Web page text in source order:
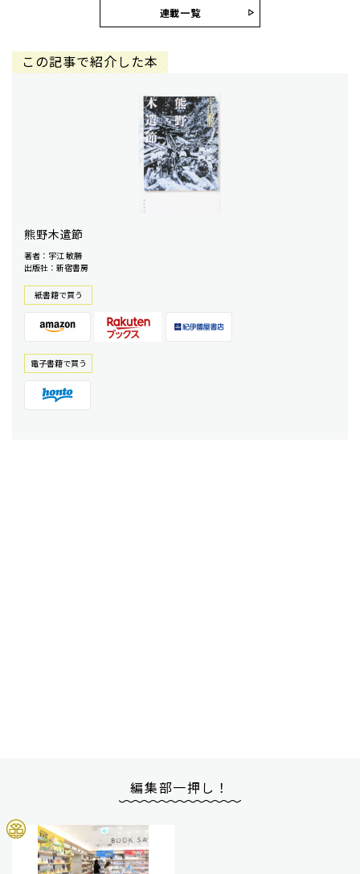
連載一覧
この記事で紹介した本
熊野木遣節
著者：宇江 敏勝
出版社：新宿書房
紙書籍で買う
電⼦書籍で買う
編集部一押し！